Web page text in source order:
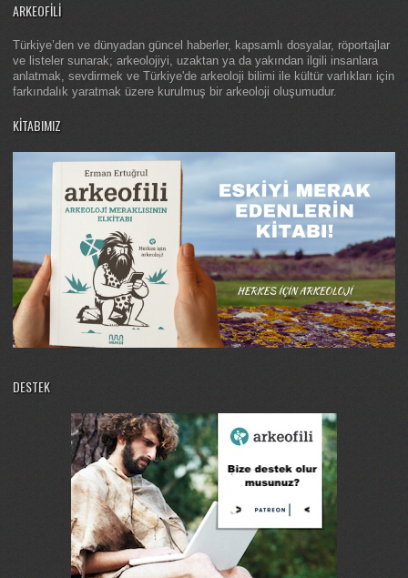
ARKEOFILI
Türkiye’den ve dünyadan güncel haberler, kapsamlı dosyalar, röportajlar
ve listeler sunarak; arkeolojiyi, uzaktan ya da yakından ilgili insanlara
anlatmak, sevdirmek ve Türkiye'de arkeoloji bilimi ile kültür varlıkları için
farkındalık yaratmak üzere kurulmuş bir arkeoloji oluşumudur.
KITABIMIZ
DESTEK